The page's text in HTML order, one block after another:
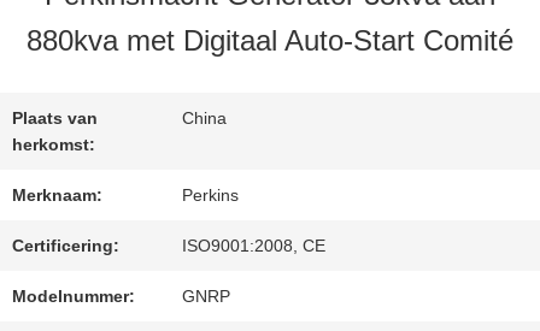
KWALITEITSCONTROLE
ONS
VERZOEK
OM EEN
880kva met Digitaal Auto-Start Comité
Plaats van
herkomst:
China
Merknaam: Perkins
Certificering: ISO9001:2008, CE
Modelnummer: GNRP